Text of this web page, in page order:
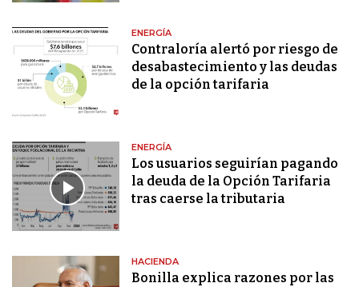
ENERGÍA
Contraloría alertó por riesgo de
desabastecimiento y las deudas
de la opción tarifaria
ENERGÍA
Los usuarios seguirían pagando
la deuda de la Opción Tarifaria
tras caerse la tributaria
HACIENDA
Bonilla explica razones por las